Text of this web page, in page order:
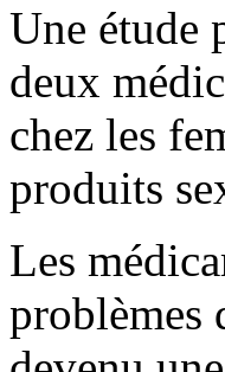
Une étude
deux
chez les
produits
Les
problèmes